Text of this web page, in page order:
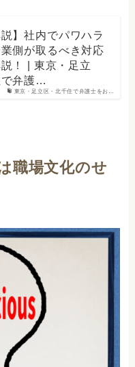
東京・足立区・北千住で弁護士をお…
説】社内でパワハラ
側が取るべき対応
！ | 東京・足立
で弁護…
職場文化のせ